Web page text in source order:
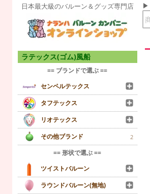
日本最大級のバルーン＆グッズ専門店
ラテックス(ゴム)風船
== ブランドで選ぶ ==
センペルテックス
タフテックス
リオテックス
その他ブランド
2
== 形状で選ぶ ==
ツイストバルーン
ラウンドバルーン(無地)